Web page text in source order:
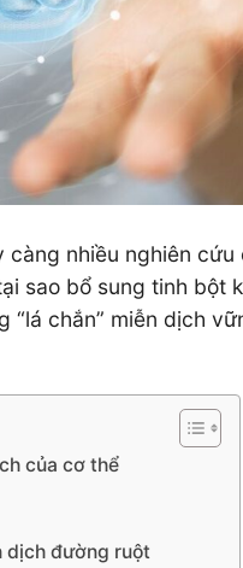
càng nhiều nghiên
sao bổ sung tinh bột
chắn” miễn dịch
của cơ thể
dịch đường ruột